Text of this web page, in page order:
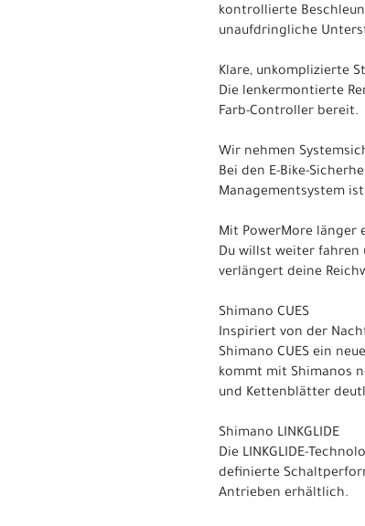
kontrollierte
unaufdringliche
Klare, unkomplizierte
Die lenkermontierte
Farb-Controller bereit.
Wir nehmen
Bei den E-Bike-
Managementsystem
Mit PowerMore länger
Du willst weiter fahren
verlängert deine
Shimano CUES
Inspiriert von der
Shimano CUES ein
kommt mit Shimanos
und Kettenblätter
Shimano LINKGLIDE
Die LINKGLIDE-
definierte
Antrieben erhältlich.